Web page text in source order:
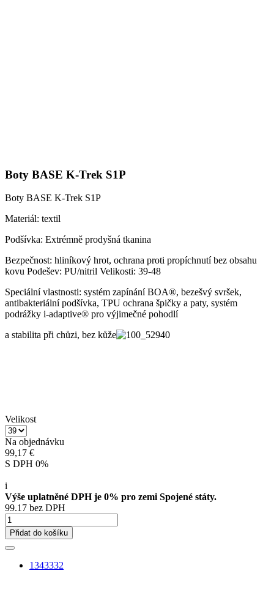
Boty BASE K-Trek S1P
Boty BASE K-Trek S1P
Materiál: textil
Podšívka: Extrémně prodyšná tkanina
Bezpečnost: hliníkový hrot, ochrana proti propíchnutí bez obsahu
kovu Podešev: PU/nitril Velikosti: 39-48
Speciální vlastnosti: systém zapínání BOA®, bezešvý svršek,
antibakteriální podšívka, TPU ochrana špičky a paty, systém
podrážky i-adaptive® pro výjimečné pohodlí
a stabilita při chůzi, bez kůže
Velikost
Na objednávku
99,17 €
S DPH 0%
i
Výše uplatněné DPH je 0% pro zemi Spojené státy.
99.17 bez DPH
Přidat do košíku
1343332